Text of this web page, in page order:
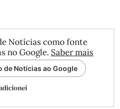
Notícias como fonte
no Google. Saber mais
de Notícias ao Google